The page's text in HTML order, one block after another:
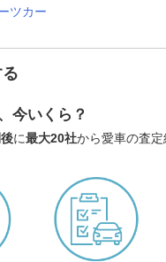
ツカー
今いくら？
に最大20社から愛車の査